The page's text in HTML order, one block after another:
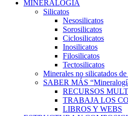
MINERALOGÍA
Silicatos
Nesosilicatos
Sorosilicatos
Ciclosilicatos
Inosilicatos
Filosilicatos
Tectosilicatos
Minerales no silicatados
SABER MÁS
RECURSOS
TRABAJA LOS
LIBROS Y WEBS